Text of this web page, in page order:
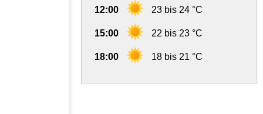
12:00 23 bis 24 °C
15:00 22 bis 23 °C
18:00 18 bis 21 °C